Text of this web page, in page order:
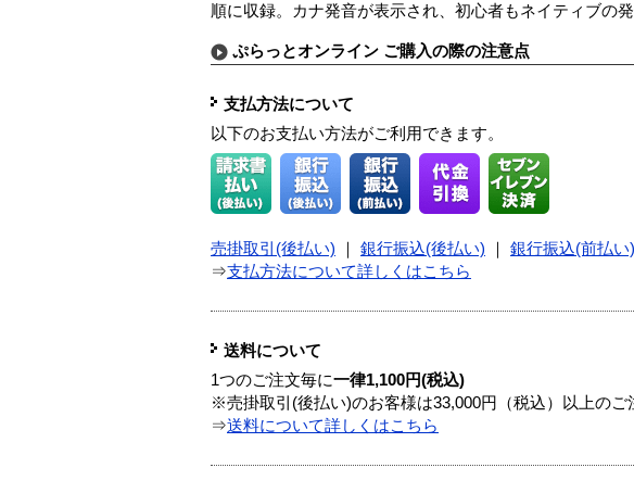
順に収録。カナ発音が表示され、初心者もネイティブの
ぷらっとオンライン ご購入の際の注意点
支払方法について
以下のお支払い方法がご利用できます。
売掛取引(後払い) 銀行振込(後払い) 銀行振込(前払い)
⇒支払方法について詳しくはこちら
送料について
1つのご注文毎に一律1,100円(税込)
※売掛取引(後払い)のお客様は33,000円（税込）以上のご
⇒送料について詳しくはこちら